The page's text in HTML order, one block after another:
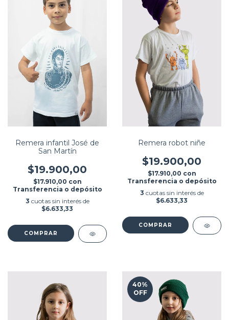
Remera infantil José de
San Martín
$19.900,00
$17.910,00 con
Transferencia o depósito
3 cuotas sin interés de
$6.633,33
COMPRAR
Remera robot niñe
$19.900,00
$17.910,00 con
Transferencia o depósito
3 cuotas sin interés de
$6.633,33
COMPRAR
40%
OFF